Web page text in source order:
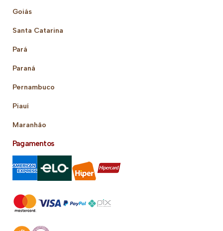
Goiás
Santa Catarina
Pará
Paraná
Pernambuco
Piauí
Maranhão
Pagamentos